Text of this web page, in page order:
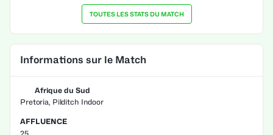
TOUTES LES STATS DU MATCH
Informations sur le Match
Afrique du Sud
Pretoria, Pilditch Indoor
AFFLUENCE